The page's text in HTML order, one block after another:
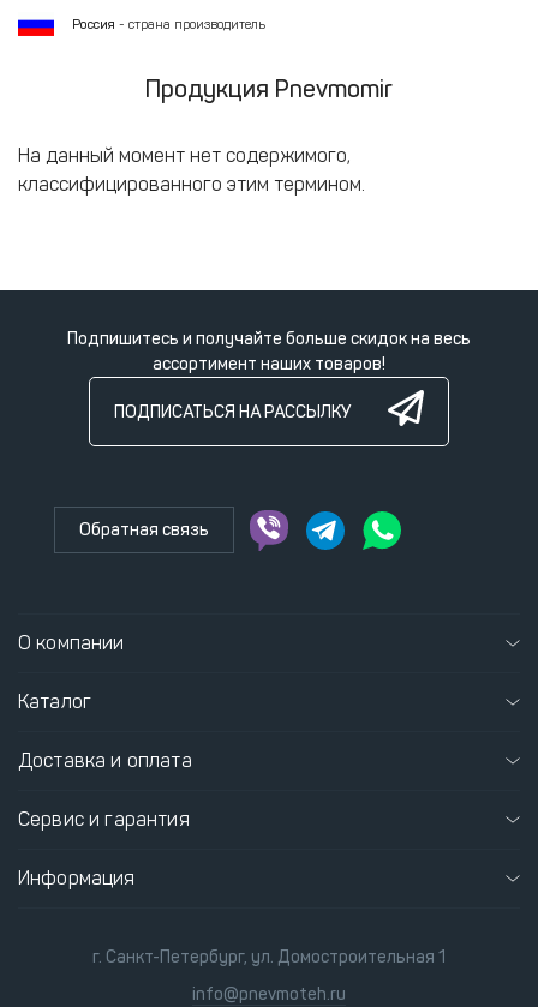
Россия - страна производитель
Продукция Pnevmomir
На данный момент нет содержимого,
классифицированного этим термином.
Подпишитесь и получайте больше скидок на весь
ассортимент наших товаров!
ПОДПИСАТЬСЯ НА РАССЫЛКУ
Обратная связь
О компании
Каталог
Доставка и оплата
Сервис и гарантия
Информация
г. Санкт-Петербург, ул. Домостроительная 1
info@pnevmoteh.ru